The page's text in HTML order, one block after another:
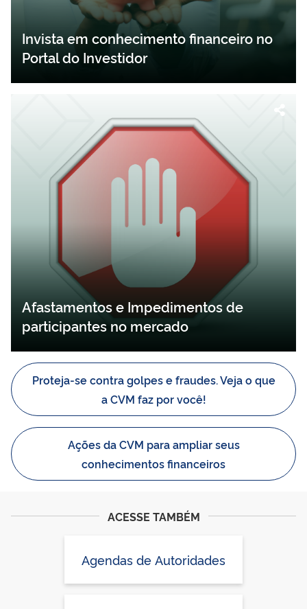
Invista em conhecimento financeiro no
Portal do Investidor
Afastamentos e Impedimentos de
participantes no mercado
Proteja-se contra golpes e fraudes. Veja o que
a CVM faz por você!
Ações da CVM para ampliar seus
conhecimentos financeiros
ACESSE TAMBÉM
Agendas de Autoridades